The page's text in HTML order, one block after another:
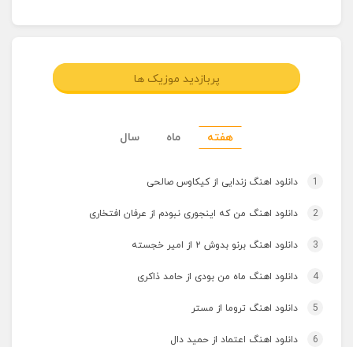
پربازدید موزیک ها
هفته ماه سال
1 دانلود اهنگ زندایی از کیکاوس صالحی
2 دانلود اهنگ من که اینجوری نبودم از عرفان افتخاری
3 دانلود اهنگ برنو بدوش ۲ از امیر خجسته
4 دانلود اهنگ ماه من بودی از حامد ذاکری
5 دانلود اهنگ تروما از مستر
6 دانلود اهنگ اعتماد از حمید دال